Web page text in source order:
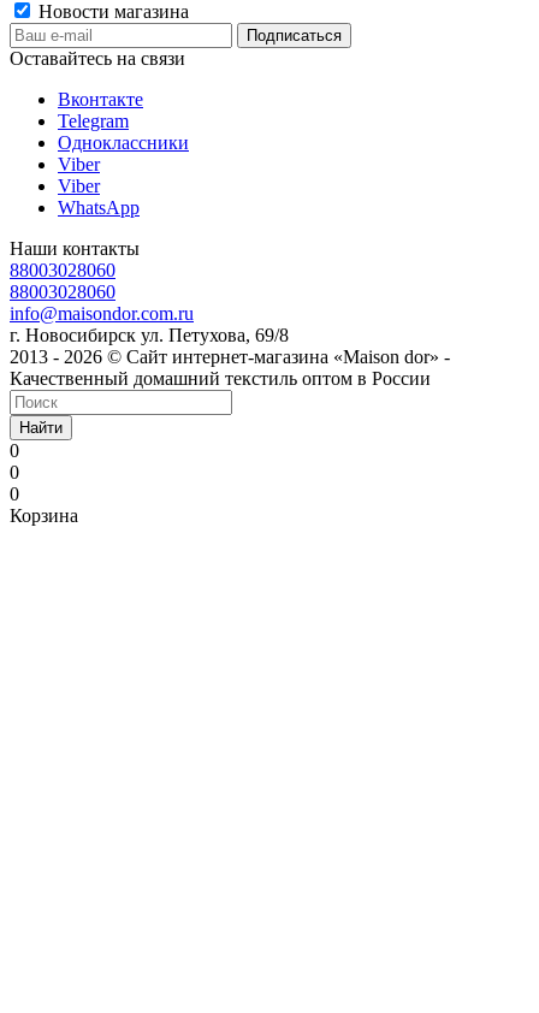
Новости магазина
Оставайтесь на связи
Вконтакте
Telegram
Одноклассники
Viber
Viber
WhatsApp
Наши контакты
88003028060
88003028060
info@maisondor.com.ru
г. Новосибирск ул. Петухова, 69/8
2013 - 2026 © Сайт интернет-магазина «Maison dor» -
Качественный домашний текстиль оптом в России
Найти
0
0
0
Корзина